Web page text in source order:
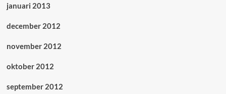
januari 2013
december 2012
november 2012
oktober 2012
september 2012